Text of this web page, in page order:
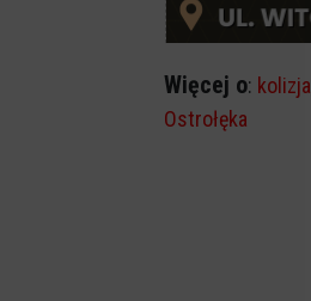
Więcej o: kolizja
Ostrołęka